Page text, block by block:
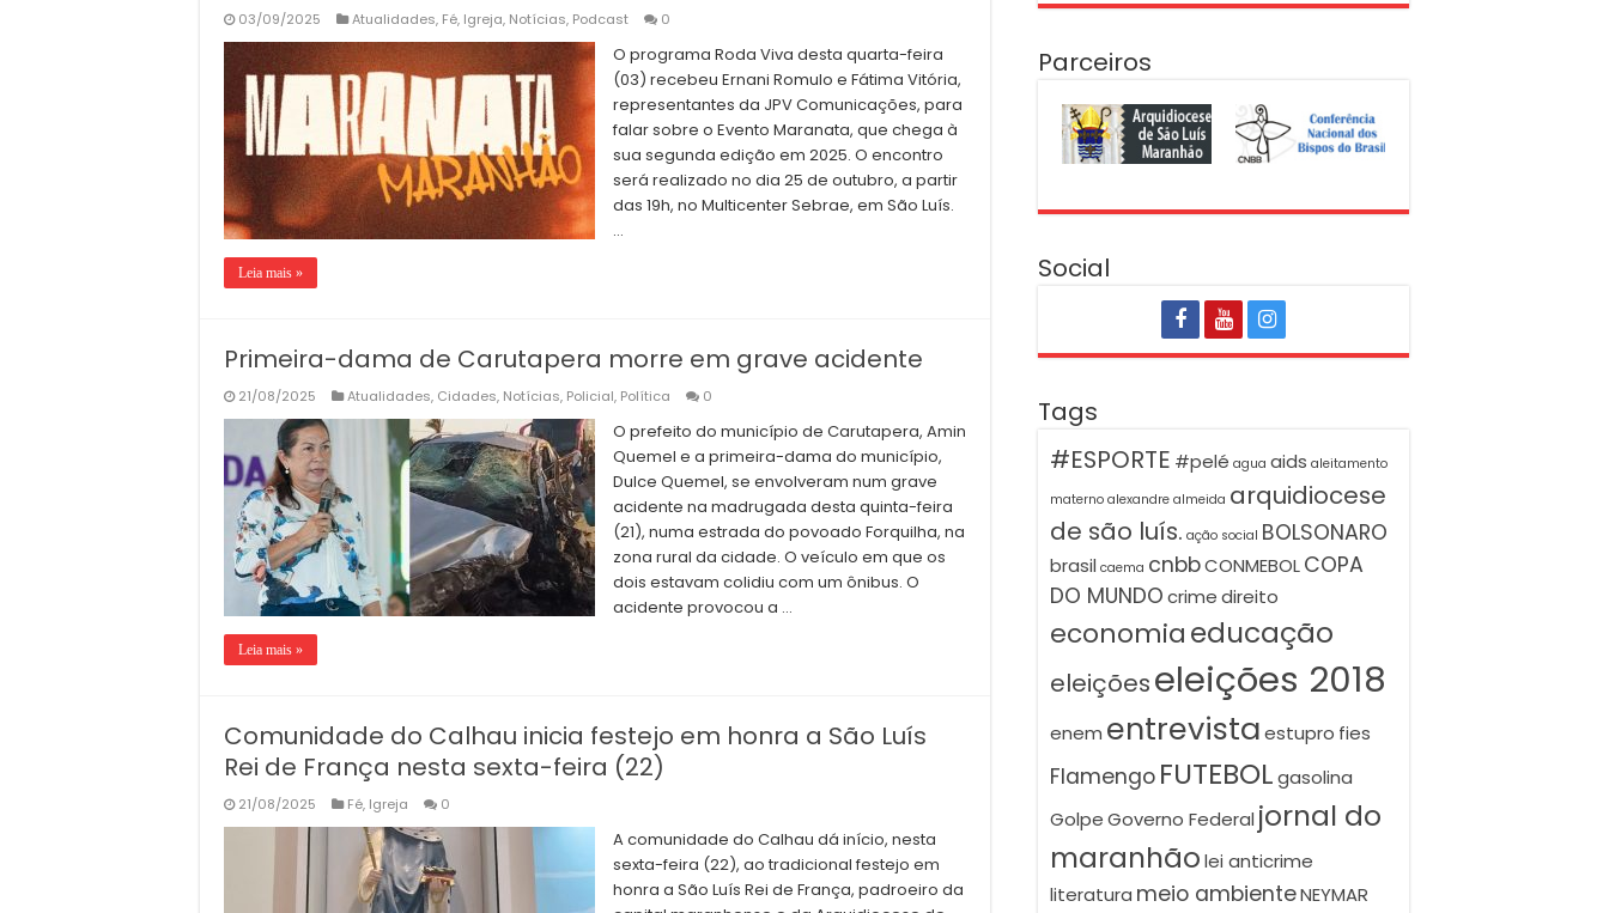
03/09/2025 Atualidades, Fé, Igreja, Notícias, Podcast 0
O programa Roda Viva desta quarta-feira
(03) recebeu Ernani Romulo e Fátima Vitória,
representantes da JPV Comunicações, para
falar sobre o Evento Maranata, que chega à
sua segunda edição em 2025. O encontro
será realizado no dia 25 de outubro, a partir
das 19h, no Multicenter Sebrae, em São Luís.
…
Leia mais »
Primeira-dama de Carutapera morre em grave acidente
21/08/2025 Atualidades, Cidades, Notícias, Policial, Política 0
O prefeito do município de Carutapera, Amin
Quemel e a primeira-dama do município,
Dulce Quemel, se envolveram num grave
acidente na madrugada desta quinta-feira
(21), numa estrada do povoado Forquilha, na
zona rural da cidade. O veículo em que os
dois estavam colidiu com um ônibus. O
acidente provocou a …
Leia mais »
Comunidade do Calhau inicia festejo em honra a São Luís
Rei de França nesta sexta-feira (22)
21/08/2025 Fé, Igreja 0
A comunidade do Calhau dá início, nesta
sexta-feira (22), ao tradicional festejo em
honra a São Luís Rei de França, padroeiro da
Parceiros
Social
Tags
#ESPORTE #pelé agua aids aleitamento
materno alexandre almeida arquidiocese
de são luís. ação social BOLSONARO
brasil caema cnbbCONMEBOLCOPA
DO MUNDOcrimedireito
economiaeducação
eleiçõeseleições 2018
enem entrevistaestupro fies
Flamengo FUTEBOLgasolina
GolpeGoverno Federal jornal do
maranhãolei anticrime
literatura meio ambienteNEYMAR